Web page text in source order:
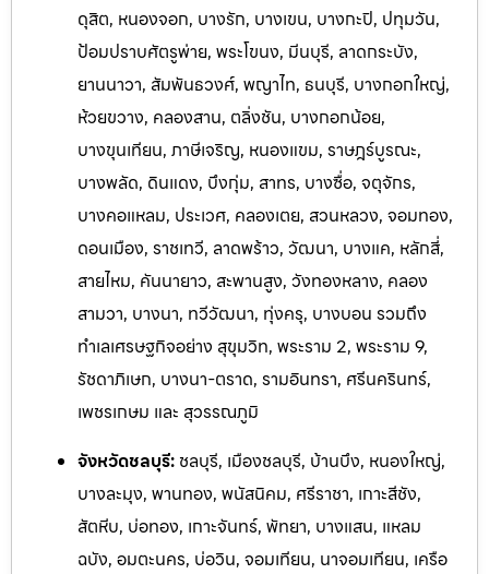
ดุสิต, หนองจอก, บางรัก, บางเขน, บางกะปิ, ปทุมวัน,
ป้อมปราบศัตรูพ่าย, พระโขนง, มีนบุรี, ลาดกระบัง,
ยานนาวา, สัมพันธวงศ์, พญาไท, ธนบุรี, บางกอกใหญ่,
ห้วยขวาง, คลองสาน, ตลิ่งชัน, บางกอกน้อย,
บางขุนเทียน, ภาษีเจริญ, หนองแขม, ราษฎร์บูรณะ,
บางพลัด, ดินแดง, บึงกุ่ม, สาทร, บางซื่อ, จตุจักร,
บางคอแหลม, ประเวศ, คลองเตย, สวนหลวง, จอมทอง,
ดอนเมือง, ราชเทวี, ลาดพร้าว, วัฒนา, บางแค, หลักสี่,
สายไหม, คันนายาว, สะพานสูง, วังทองหลาง, คลอง
สามวา, บางนา, ทวีวัฒนา, ทุ่งครุ, บางบอน รวมถึง
ทำเลเศรษฐกิจอย่าง สุขุมวิท, พระราม 2, พระราม 9,
รัชดาภิเษก, บางนา-ตราด, รามอินทรา, ศรีนครินทร์,
เพชรเกษม และ สุวรรณภูมิ
จังหวัดชลบุรี: ชลบุรี, เมืองชลบุรี, บ้านบึง, หนองใหญ่,
บางละมุง, พานทอง, พนัสนิคม, ศรีราชา, เกาะสีชัง,
สัตหีบ, บ่อทอง, เกาะจันทร์, พัทยา, บางแสน, แหลม
ฉบัง, อมตะนคร, บ่อวิน, จอมเทียน, นาจอมเทียน, เครือ